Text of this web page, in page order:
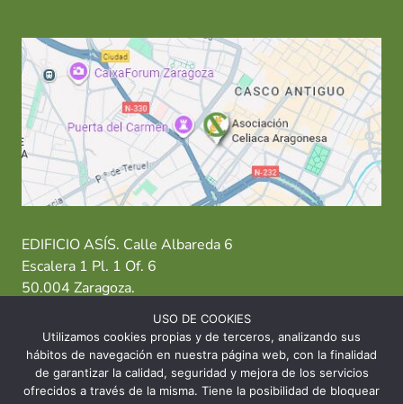
EDIFICIO ASÍS. Calle Albareda 6
Escalera 1 Pl. 1 Of. 6
50.004 Zaragoza.
T: 976 484 949 M: 635 638 563
Sede Zaragoza·Sede Huesca· Sede Teruel
USO DE COOKIES
Utilizamos cookies propias y de terceros, analizando sus
hábitos de navegación en nuestra página web, con la finalidad
de garantizar la calidad, seguridad y mejora de los servicios
ofrecidos a través de la misma. Tiene la posibilidad de bloquear